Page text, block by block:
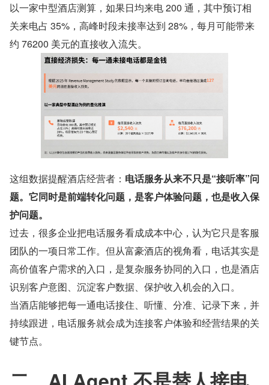
以一家中型酒店测算，如果日均来电 200 通，其中预订相
关来电占 35%，高峰时段未接率达到 28%，每月可能带来
约 76200 美元的直接收入流失。
这组数据提醒酒店经营者： 电话服务从来不只是“接听率”问
题。它同时是前端转化问题，是客户体验问题，也是收入保
护问题。
过去，很多企业把电话服务看成成本中心，认为它只是客服
团队的一项日常工作。但从富豪酒店的视角看，电话其实是
高价值客户需求的入口，是复杂服务协同的入口，也是酒店
识别客户意图、沉淀客户数据、保护收入机会的入口。
当酒店能够把每一通电话接住、听懂、分准、记录下来，并
持续跟进，电话服务就会成为连接客户体验和经营结果的关
键节点。